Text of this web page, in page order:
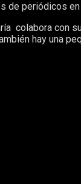
de periódicos
colabora con
hay una